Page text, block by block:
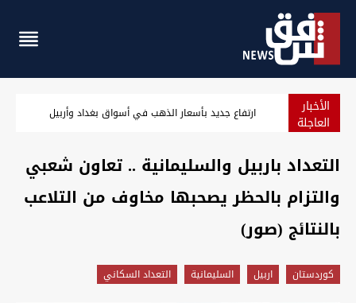
الأخبار
العاجلة ارتفاع جديد بأسعار الذهب في أسواق بغداد وأربيل
التعداد باربيل والسليمانية .. تعاون شعبي
والتزام بالحظر يصحبها مخاوف من التلاعب
بالنتائج (صور)
كوردستان اربيل السليمانية التعداد السكاني